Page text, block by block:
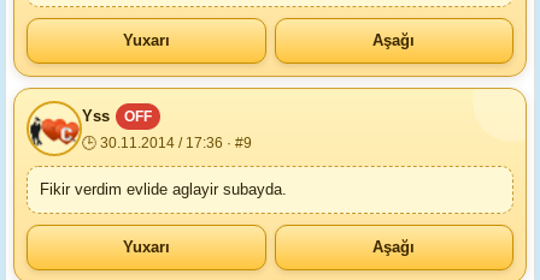
Yuxarı Aşağı
Yss
OFF
🕒 30.11.2014 / 17:36 · #9
Fikir verdim evlide aglayir subayda.
Yuxarı Aşağı